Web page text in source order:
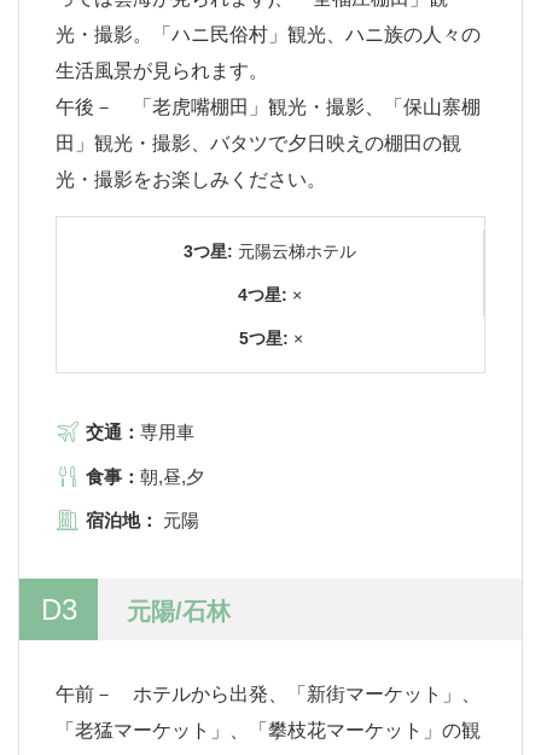
光・撮影。「ハニ民俗村」観光、ハニ族の人々の
生活風景が見られます。
午後－ 「老虎嘴棚田」観光・撮影、「保山寨棚
田」観光・撮影、バタツで夕日映えの棚田の観
光・撮影をお楽しみください。
3つ星: 元陽云梯ホテル
4つ星: ×
5つ星: ×
交通： 専用車
食事： 朝,昼,夕
宿泊地： 元陽
D3 元陽/石林
午前－ ホテルから出発、「新街マーケット」、
「老猛マーケット」、「攀枝花マーケット」の観